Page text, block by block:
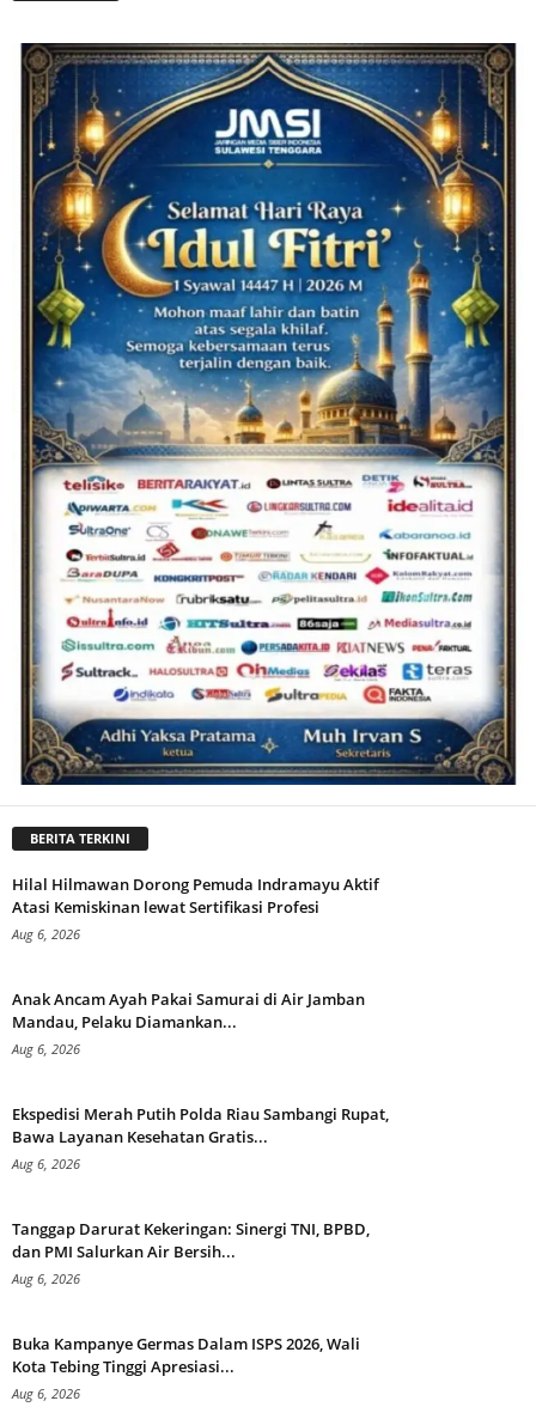
BERITA TERKINI
Hilal Hilmawan Dorong Pemuda Indramayu Aktif
Atasi Kemiskinan lewat Sertifikasi Profesi
Aug 6, 2026
Anak Ancam Ayah Pakai Samurai di Air Jamban
Mandau, Pelaku Diamankan...
Aug 6, 2026
Ekspedisi Merah Putih Polda Riau Sambangi Rupat,
Bawa Layanan Kesehatan Gratis...
Aug 6, 2026
Tanggap Darurat Kekeringan: Sinergi TNI, BPBD,
dan PMI Salurkan Air Bersih...
Aug 6, 2026
Buka Kampanye Germas Dalam ISPS 2026, Wali
Kota Tebing Tinggi Apresiasi...
Aug 6, 2026